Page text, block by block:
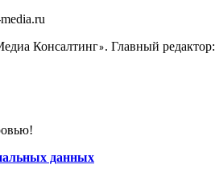
Консалтинг». Главный редактор:
данных